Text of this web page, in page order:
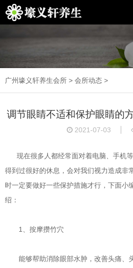
广州壕义轩养生会所 > 会所动态 >
调节眼睛不适和保护眼睛的
2021-07-03
现在很多人都经常面对着电脑、手机
得到过很好的休息，会对我们视力造成非
时一定要做好一些保护措施才行，下面小
绍：
1、按摩攒竹穴
能够帮助消除眼部水肿，改善头痛、